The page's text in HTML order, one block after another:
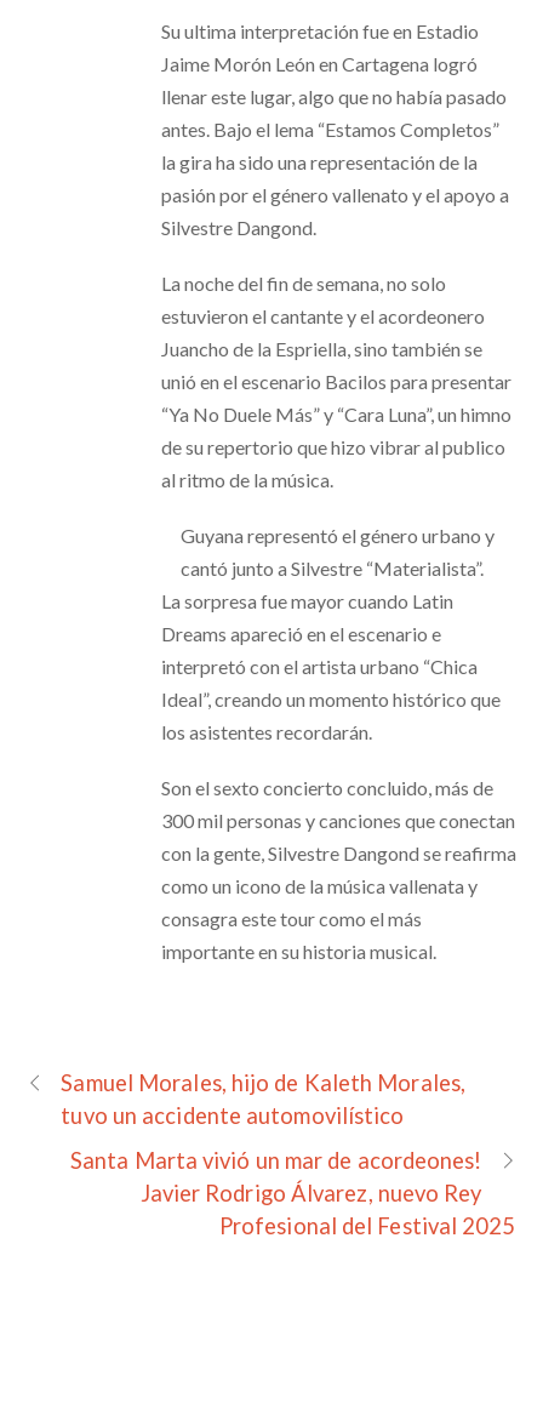
Su ultima interpretación fue en Estadio
Jaime Morón León en Cartagena logró
llenar este lugar, algo que no había pasado
antes. Bajo el lema “Estamos Completos”
la gira ha sido una representación de la
pasión por el género vallenato y el apoyo a
Silvestre Dangond.
La noche del fin de semana, no solo
estuvieron el cantante y el acordeonero
Juancho de la Espriella, sino también se
unió en el escenario Bacilos para presentar
“Ya No Duele Más” y “Cara Luna”, un himno
de su repertorio que hizo vibrar al publico
al ritmo de la música.
Guyana representó el género urbano y
cantó junto a Silvestre “Materialista”.
La sorpresa fue mayor cuando Latin
Dreams apareció en el escenario e
interpretó con el artista urbano “Chica
Ideal”, creando un momento histórico que
los asistentes recordarán.
Son el sexto concierto concluido, más de
300 mil personas y canciones que conectan
con la gente, Silvestre Dangond se reafirma
como un icono de la música vallenata y
consagra este tour como el más
importante en su historia musical.
Samuel Morales, hijo de Kaleth Morales,
tuvo un accidente automovilístico
Santa Marta vivió un mar de acordeones!
Javier Rodrigo Álvarez, nuevo Rey
Profesional del Festival 2025